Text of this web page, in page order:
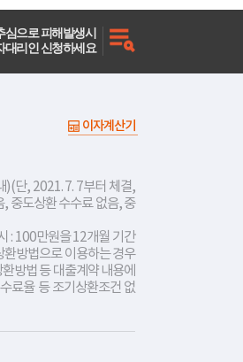
심으로 피해발생시
대리인 신청하세요
이자계산기
단, 2021. 7. 7부터 체결,
중도상환 수수료 없음, 중
: 100만원을 12개월 기간
방법으로 이용하는 경우
방법 등 대출계약 내용에
료율 등 조기상환조건 없